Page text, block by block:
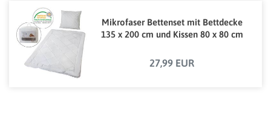
Mikrofaser Bettenset mit Bettdecke
135 x 200 cm und Kissen 80 x 80 cm
27,99 EUR